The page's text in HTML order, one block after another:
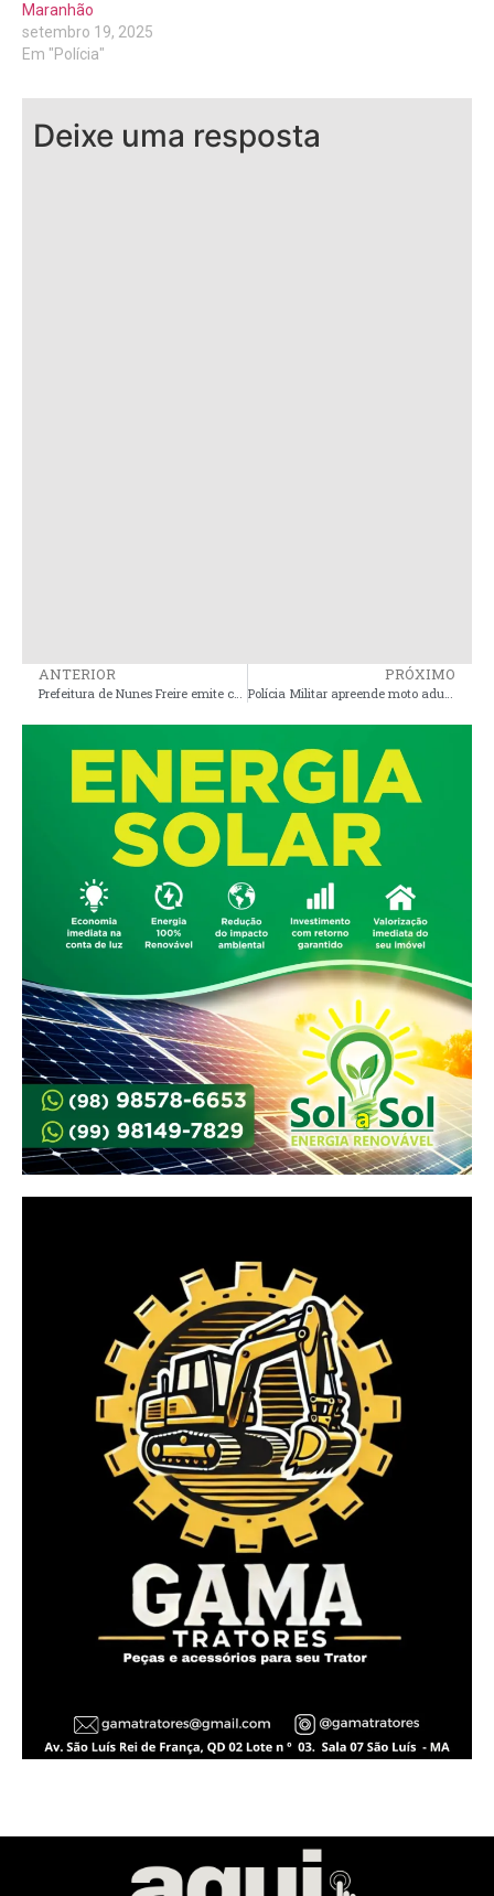
Maranhão
setembro 19, 2025
Em "Polícia"
Deixe uma resposta
ANTERIOR
Prefeitura de Nunes Freire emite comunicado importante aos servidores municipais
PRÓXIMO
Polícia Militar apreende moto adulterada em Palmeirândia